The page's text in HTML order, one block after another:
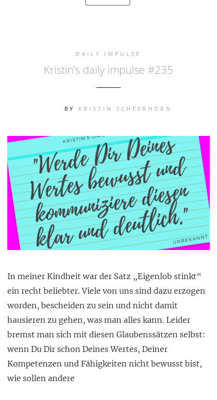
DAILY IMPULSE
Kristin’s daily impulse #235
BY KRISTIN SCHEERHORN
In meiner Kindheit war der Satz „Eigenlob stinkt“
ein recht beliebter. Viele von uns sind dazu erzogen
worden, bescheiden zu sein und nicht damit
hausieren zu gehen, was man alles kann. Leider
bremst man sich mit diesen Glaubenssätzen selbst:
wenn Du Dir schon Deines Wertes, Deiner
Kompetenzen und Fähigkeiten nicht bewusst bist,
wie sollen andere